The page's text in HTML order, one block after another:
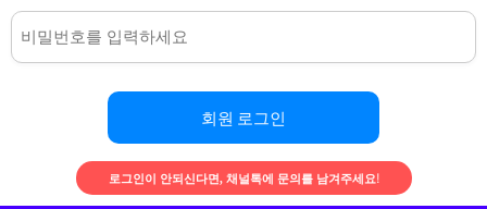
회원 로그인
로그인이 안되신다면, 채널톡에 문의를 남겨주세요!